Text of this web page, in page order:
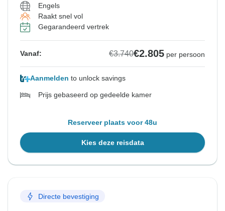
Engels
Raakt snel vol
Gegarandeerd vertrek
Vanaf: €3.740€2.805 per persoon
Aanmelden to unlock savings
Prijs gebaseerd op gedeelde kamer
Reserveer plaats voor 48u
Kies deze reisdata
Directe bevestiging